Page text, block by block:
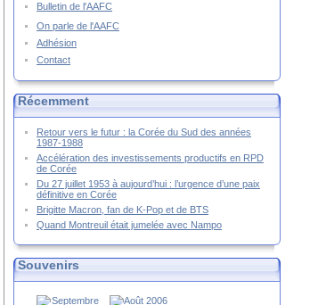
Bulletin de l'AAFC
On parle de l'AAFC
Adhésion
Contact
Récemment
Retour vers le futur : la Corée du Sud des années
1987-1988
Accélération des investissements productifs en RPD
de Corée
Du 27 juillet 1953 à aujourd’hui : l’urgence d’une paix
définitive en Corée
Brigitte Macron, fan de K-Pop et de BTS
Quand Montreuil était jumelée avec Nampo
Souvenirs